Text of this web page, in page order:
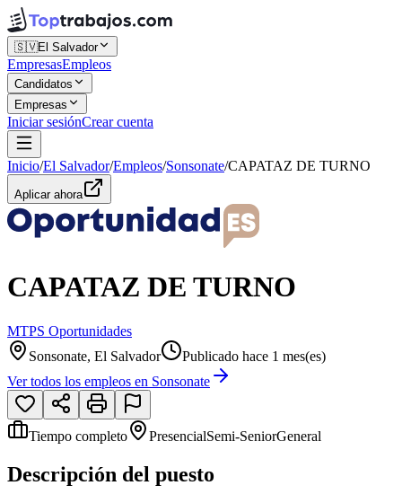
🇸🇻El Salvador
EmpresasEmpleos
Candidatos
Empresas
Iniciar sesiónCrear cuenta
Inicio/El Salvador/Empleos/Sonsonate/CAPATAZ DE TURNO
Aplicar ahora
CAPATAZ DE TURNO
MTPS Oportunidades
Sonsonate, El Salvador
Publicado hace 1 mes(es)
Ver todos los empleos en Sonsonate
Tiempo completo PresencialSemi-SeniorGeneral
Descripción del puesto